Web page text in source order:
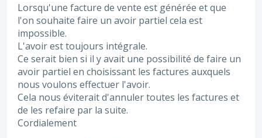
Lorsqu'une facture de vente est générée et que
l'on souhaite faire un avoir partiel cela est
impossible.
L'avoir est toujours intégrale.
Ce serait bien si il y avait une possibilité de faire un
avoir partiel en choisissant les factures auxquels
nous voulons effectuer l'avoir.
Cela nous éviterait d'annuler toutes les factures et
de les refaire par la suite.
Cordialement